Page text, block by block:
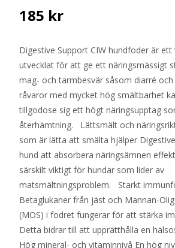
185 kr
Digestive Support CIW hundfoder är
utvecklat för att ge ett näringsmässigt
mag- och tarmbesvär såsom diarré och
råvaror med mycket hög smältbarhet
tillgodose sig ett högt näringsupptag
återhämtning. Lättsmält och
som är lätta att smälta hjälper
hund att absorbera näringsämnen
särskilt viktigt för hundar som lider av
matsmältningsproblem. Starkt
Betaglukaner från jäst och Mannan-
(MOS) i fodret fungerar för att stärka
Detta bidrar till att upprätthålla en
Hög mineral- och vitaminnivå En hög